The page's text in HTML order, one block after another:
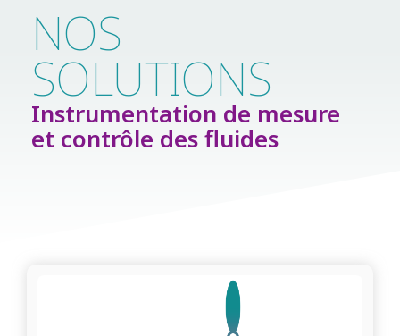
NOS
SOLUTIONS
Instrumentation de mesure
et contrôle des fluides